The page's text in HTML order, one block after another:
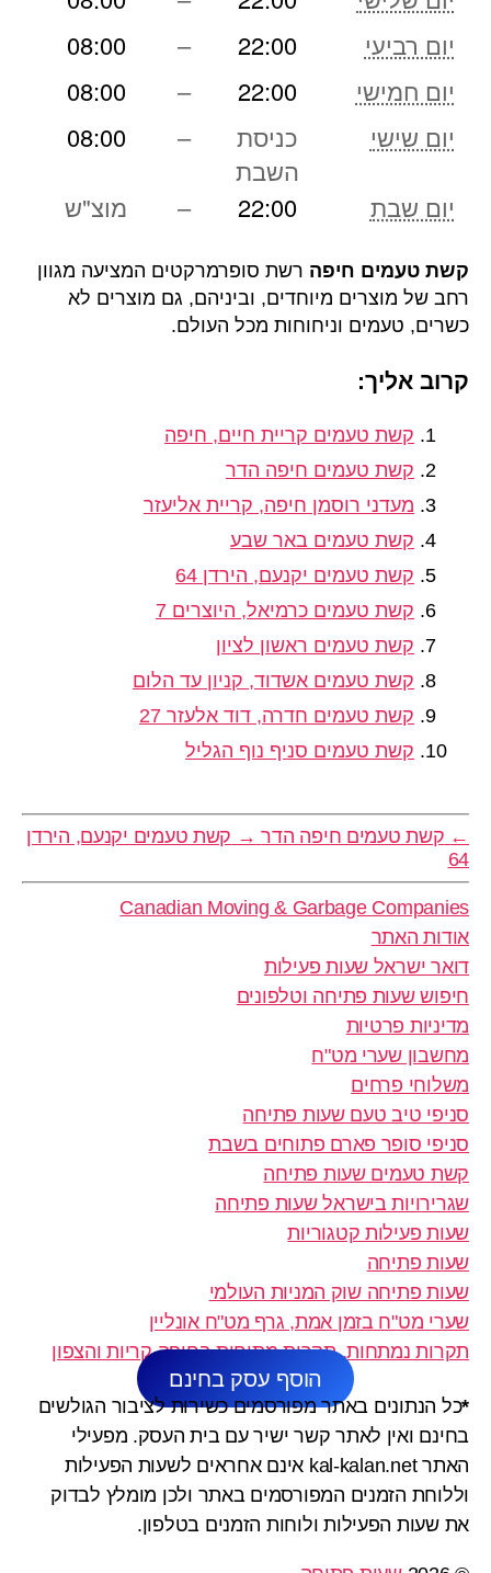
יום רביעי
22:00
–
08:00
יום חמישי
22:00
–
08:00
יום שישי
כניסת
השבת
–
08:00
יום שבת 22:00
– מוצ"ש
קשת טעמים חיפה רשת סופרמרקטים המציעה מגוון
רחב של מוצרים מיוחדים, וביניהם, גם מוצרים לא
כשרים, טעמים וניחוחות מכל העולם.
קרוב אליך:
קשת טעמים קריית חיים, חיפה
קשת טעמים חיפה הדר
מעדני רוסמן חיפה, קריית אליעזר
קשת טעמים באר שבע
קשת טעמים יקנעם, הירדן 64
קשת טעמים כרמיאל, היוצרים 7
קשת טעמים ראשון לציון
קשת טעמים אשדוד, קניון עד הלום
קשת טעמים חדרה, דוד אלעזר 27
קשת טעמים סניף נוף הגליל
← קשת טעמים חיפה הדר → קשת טעמים יקנעם, הירדן
64
Canadian Moving & Garbage Companies
אודות האתר
דואר ישראל שעות פעילות
חיפוש שעות פתיחה וטלפונים
מדיניות פרטיות
מחשבון שערי מט"ח
משלוחי פרחים
סניפי טיב טעם שעות פתיחה
סניפי סופר פארם פתוחים בשבת
קשת טעמים שעות פתיחה
שגרירויות בישראל שעות פתיחה
שעות פעילות קטגוריות
שעות פתיחה
שעות פתיחה שוק המניות העולמי
שערי מט"ח בזמן אמת, גרף מט"ח אונליין
תקרות נמתחות, תקרות מתוחות בחיפה קריות והצפון
הוסף עסק בחינם
*כל הנתונים באתר מפורסמים כשירות לציבור הגולשים
בחינם ואין לאתר קשר ישיר עם בית העסק. מפעילי
האתר kal-kalan.net אינם אחראים לשעות הפעילות
וללוחת הזמנים המפורסמים באתר ולכן מומלץ לבדוק
את שעות הפעילות ולוחות הזמנים בטלפון.